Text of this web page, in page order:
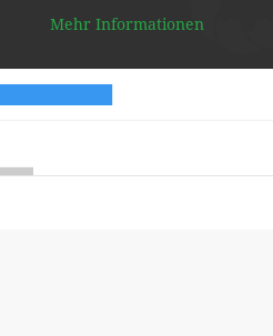
Mehr Informationen